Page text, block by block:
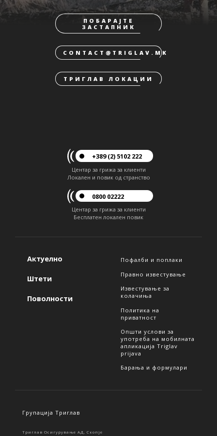
ПОБАРАЈТЕ
ЗАСТАПНИК
CONTACT@TRIGLAV.MK
ТРИГЛАВ ЛОКАЦИИ
+389 (2) 5102 222
Центар за грижа за клиенти
Локален и повик од странство
0800 02222
Центар за грижа за клиенти
Бесплатен локален повик
Актуелно
Штети
Поволности
Пофалби и поплаки
Правно известување
Известување за
колачиња
Политика на
приватност
Општи услови за
употреба на мобилната
апликација Triglav
prijava
Барања и формулари
Групација Триглав
Триглав Осигурување АД, Скопје